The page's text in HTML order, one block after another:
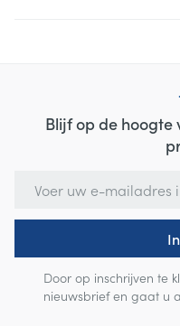
Blijf op de hoogte
Door op inschrijven te
nieuwsbrief en gaat u